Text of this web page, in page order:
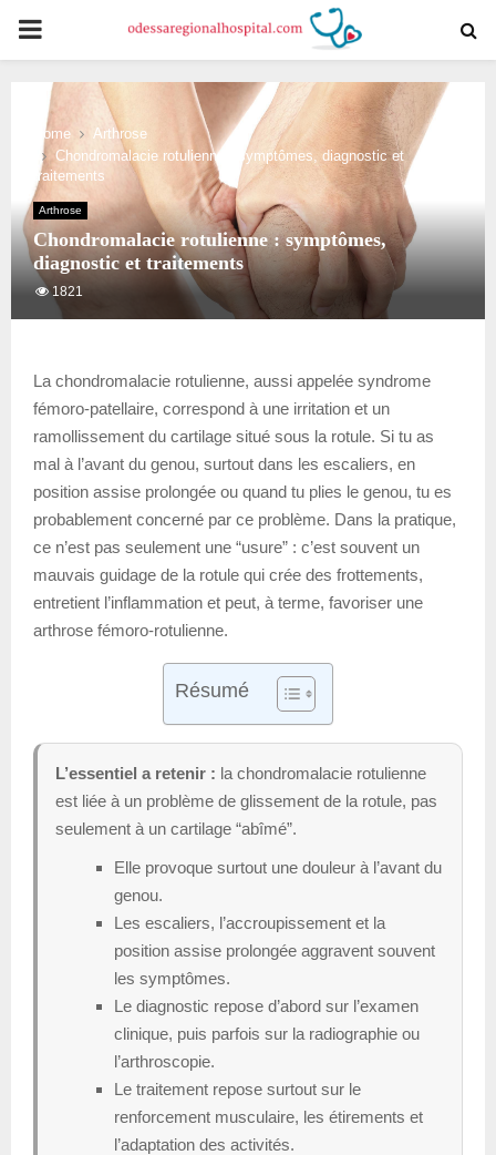
PRIMARY
MENU
Home
Arthrose
Chondromalacie rotulienne : symptômes, diagnostic et
traitements
Arthrose
Chondromalacie rotulienne : symptômes,
diagnostic et traitements
1821
La chondromalacie rotulienne, aussi appelée syndrome
fémoro-patellaire, correspond à une irritation et un
ramollissement du cartilage situé sous la rotule. Si tu as
mal à l’avant du genou, surtout dans les escaliers, en
position assise prolongée ou quand tu plies le genou, tu es
probablement concerné par ce problème. Dans la pratique,
ce n’est pas seulement une “usure” : c’est souvent un
mauvais guidage de la rotule qui crée des frottements,
entretient l’inflammation et peut, à terme, favoriser une
arthrose fémoro-rotulienne.
Résumé
L’essentiel a retenir : la chondromalacie rotulienne
est liée à un problème de glissement de la rotule, pas
seulement à un cartilage “abîmé”.
Elle provoque surtout une douleur à l’avant du
genou.
Les escaliers, l’accroupissement et la
position assise prolongée aggravent souvent
les symptômes.
Le diagnostic repose d’abord sur l’examen
clinique, puis parfois sur la radiographie ou
l’arthroscopie.
Le traitement repose surtout sur le
renforcement musculaire, les étirements et
l’adaptation des activités.